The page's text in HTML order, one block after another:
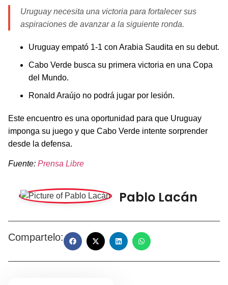
Uruguay necesita una victoria para fortalecer sus
aspiraciones de avanzar a la siguiente ronda.
Uruguay empató 1-1 con Arabia Saudita en su debut.
Cabo Verde busca su primera victoria en una Copa
del Mundo.
Ronald Araújo no podrá jugar por lesión.
Este encuentro es una oportunidad para que Uruguay
imponga su juego y que Cabo Verde intente sorprender
desde la defensa.
Fuente: Prensa Libre
Pablo Lacán
Compartelo: